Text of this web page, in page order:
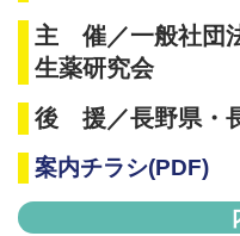
主 催／一般社団
生薬研究会
後 援／長野県・
案内チラシ(PDF)